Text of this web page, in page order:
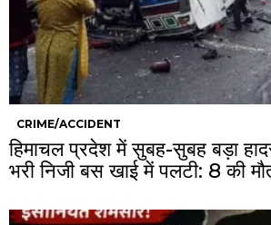
CRIME/ACCIDENT
हिमाचल प्रदेश में सुबह-सुबह बड़ा
भरी निजी बस खाई में पलटी: 8 की